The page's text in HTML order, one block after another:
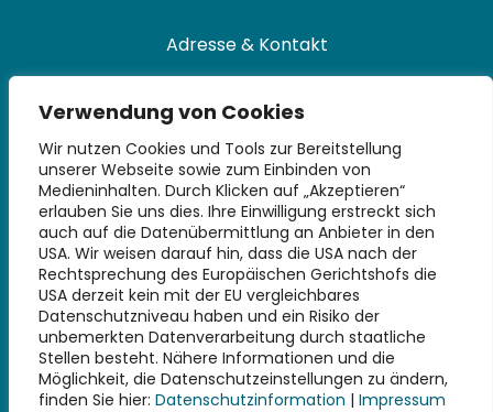
Verwendung von Cookies
Wir nutzen Cookies und Tools zur Bereitstellung
unserer Webseite sowie zum Einbinden von
Medieninhalten. Durch Klicken auf „Akzeptieren“
erlauben Sie uns dies. Ihre Einwilligung erstreckt sich
auch auf die Datenübermittlung an Anbieter in den
USA. Wir weisen darauf hin, dass die USA nach der
Rechtsprechung des Europäischen Gerichtshofs die
USA derzeit kein mit der EU vergleichbares
Datenschutzniveau haben und ein Risiko der
unbemerkten Datenverarbeitung durch staatliche
Stellen besteht. Nähere Informationen und die
Möglichkeit, die Datenschutzeinstellungen zu ändern,
finden Sie hier: Datenschutzinformation | Impressum
Adresse & Kontakt
Universitätsbibliothek
Technische Universität Hamburg
Denickestraße 22
21073 Hamburg
+49 40 30601-2845
bibliothek@tuhh.de
Soziale Netzwerke